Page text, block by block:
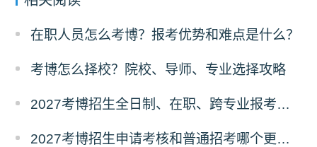
在职人员怎么考博？报考优势和难点是什么？
考博怎么择校？院校、导师、专业选择攻略
2027考博招生全日制、在职、跨专业报考要求
2027考博招生申请考核和普通招考哪个更好考？